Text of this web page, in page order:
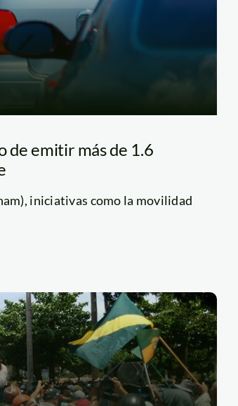
de emitir más de 1.6
iniciativas como la movilidad